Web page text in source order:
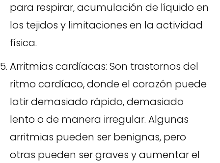
para respirar, acumulación de líquido en
los tejidos y limitaciones en la actividad
física.
Arritmias cardíacas: Son trastornos del
ritmo cardíaco, donde el corazón puede
latir demasiado rápido, demasiado
lento o de manera irregular. Algunas
arritmias pueden ser benignas, pero
otras pueden ser graves y aumentar el